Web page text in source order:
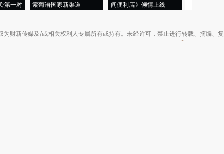
第一对
索葡语国家新渠道
间便利店》倾情上线
为财新传媒及/或相关权利人专属所有或持有。未经许可，禁止进行转载、摘编、复